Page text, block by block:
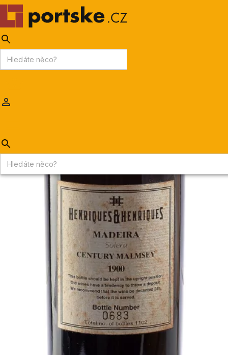
KPDV AKCE PORTSKÉ VÍNO
Portske.cz
Century malmsey solera 1900
Century malmsey solera 1900
Henriques&Henriques
Cena vč. DPH 45 408 Kč
Cena bez DPH: 37 527,27 Kč
Objednací číslo: